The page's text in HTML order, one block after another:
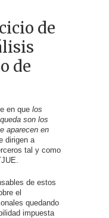
de
de
en quelos
son los
aparecen en
dirigen a
tal y como
de estos
el
quedando
impuesta